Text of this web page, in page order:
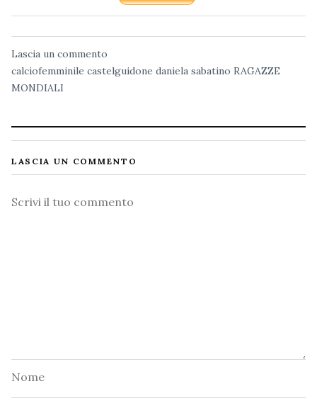
Lascia un commento
calciofemminile castelguidone daniela sabatino RAGAZZE
MONDIALI
LASCIA UN COMMENTO
Commento